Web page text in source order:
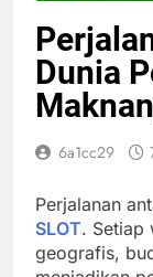
Dunia
6a1cc29
Perjalanan
SLOT. Setiap
geografis,